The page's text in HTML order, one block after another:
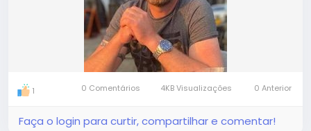
1 0 Comentários 4KB Visualizações 0 Anterior
Faça o login para curtir, compartilhar e comentar!